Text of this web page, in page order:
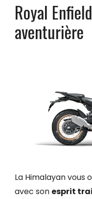
Royal
aventurière
La Himalayan vous
avec son esprit